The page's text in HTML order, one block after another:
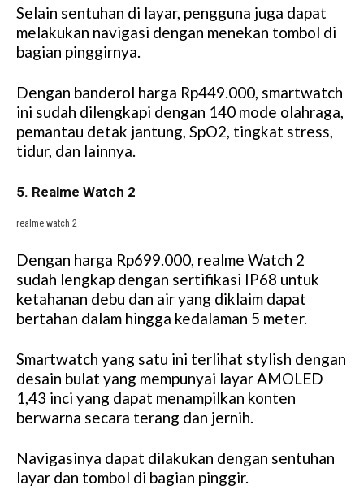
Selain sentuhan di layar, pengguna juga dapat
melakukan navigasi dengan menekan tombol di
bagian pinggirnya.
Dengan banderol harga Rp449.000, smartwatch
ini sudah dilengkapi dengan 140 mode olahraga,
pemantau detak jantung, SpO2, tingkat stress,
tidur, dan lainnya.
5. Realme Watch 2
realme watch 2
Dengan harga Rp699.000, realme Watch 2
sudah lengkap dengan sertifikasi IP68 untuk
ketahanan debu dan air yang diklaim dapat
bertahan dalam hingga kedalaman 5 meter.
Smartwatch yang satu ini terlihat stylish dengan
desain bulat yang mempunyai layar AMOLED
1,43 inci yang dapat menampilkan konten
berwarna secara terang dan jernih.
Navigasinya dapat dilakukan dengan sentuhan
layar dan tombol di bagian pinggir.